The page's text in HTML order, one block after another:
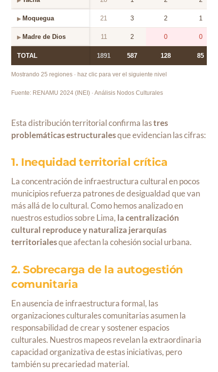
▶ Moquegua 21 3 2 1
▶ Madre de Dios 11 2 0 0
TOTAL 1891 587 128 85
Mostrando 25 regiones · haz clic para ver el siguiente nivel
Fuente: RENAMU 2024 (INEI) · Análisis Nodos Culturales
Esta distribución territorial confirma lastres
problemáticas estructuralesque evidencian las cifras:
1. Inequidad territorial crítica
La concentración de infraestructura cultural en pocos
municipios refuerza patrones de desigualdad que van
más allá de lo cultural. Como hemos analizado en
nuestros estudios sobre Lima, la centralización
cultural reproduce y naturaliza jerarquías
territorialesque afectan la cohesión social urbana.
2. Sobrecarga de la autogestión
comunitaria
En ausencia de infraestructura formal, las
organizaciones culturales comunitarias asumen la
responsabilidad de crear y sostener espacios
culturales. Nuestros mapeos revelan la extraordinaria
capacidad organizativa de estas iniciativas, pero
también su precariedad material.